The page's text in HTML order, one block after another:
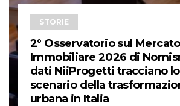
STORIE
2° Osservatorio sul Mercato
Immobiliare 2026 di
dati NiiProgetti tracciano lo
scenario della
urbana in Italia